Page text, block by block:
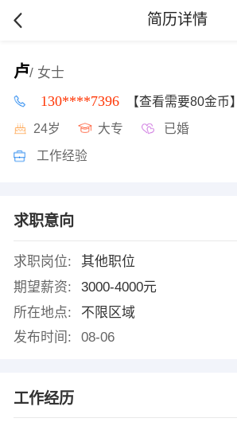
简历详情
卢/ 女士
130****7396 【查看需要80金币】
24岁 大专 已婚
工作经验
求职意向
求职岗位:
其他职位
期望薪资:
3000-4000元
所在地点:
不限区域
发布时间:
08-06
工作经历